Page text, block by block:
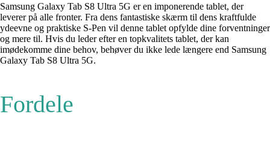
Samsung Galaxy Tab S8 Ultra 5G er en imponerende tablet, der
leverer på alle fronter. Fra dens fantastiske skærm til dens kraftfulde
ydeevne og praktiske S-Pen vil denne tablet opfylde dine forventninger
og mere til. Hvis du leder efter en topkvalitets tablet, der kan
imødekomme dine behov, behøver du ikke lede længere end Samsung
Galaxy Tab S8 Ultra 5G.
Fordele